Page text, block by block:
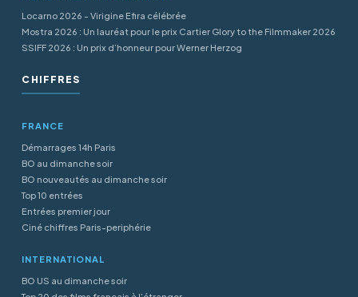
Locarno 2026 - Virigine Efira célébrée
Mostra 2026 : Un lauréat pour le prix Cartier Glory to the Filmmaker 2026
SSIFF 2026 : Un prix d’honneur pour Werner Herzog
CHIFFRES
FRANCE
Démarrages 14h Paris
BO au dimanche soir
BO nouveautés au dimanche soir
Top 10 entrées
Entrées premier jour
Ciné chiffres Paris-periphérie
INTERNATIONAL
BO US au dimanche soir